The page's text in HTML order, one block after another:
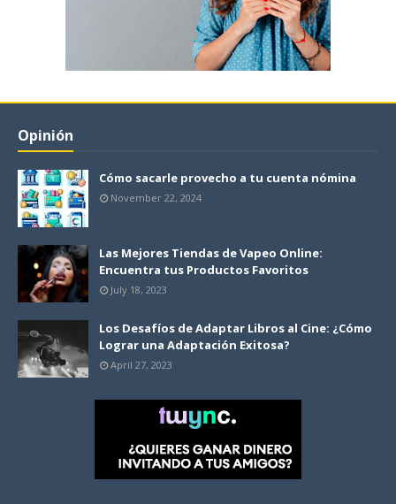
Opinión
Cómo sacarle provecho a tu cuenta nómina
November 22, 2024
Las Mejores Tiendas de Vapeo Online:
Encuentra tus Productos Favoritos
July 18, 2023
Los Desafíos de Adaptar Libros al Cine: ¿Cómo
Lograr una Adaptación Exitosa?
April 27, 2023